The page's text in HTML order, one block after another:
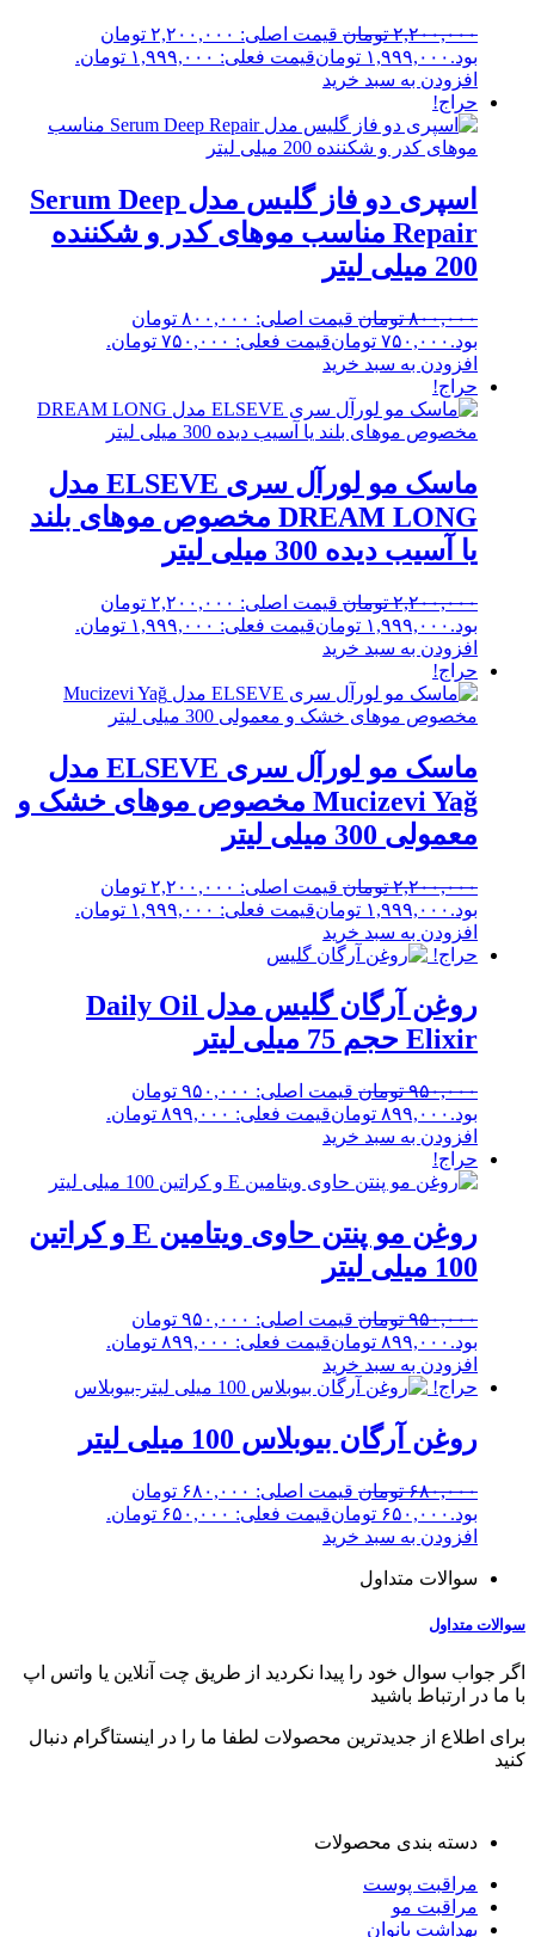
۲,۲۰۰,۰۰۰ تومان
قیمت اصلی: ۲,۲۰۰,۰۰۰ تومان
بود. ۱,۹۹۹,۰۰۰ تومانقیمت فعلی: ۱,۹۹۹,۰۰۰ تومان.
افزودن به سبد خرید
حراج!
اسپری دو فاز گلیس مدل Serum Deep
Repair مناسب موهای کدر و شکننده
200 میلی لیتر
۸۰۰,۰۰۰ تومان
قیمت اصلی: ۸۰۰,۰۰۰ تومان
بود. ۷۵۰,۰۰۰ تومانقیمت فعلی: ۷۵۰,۰۰۰ تومان.
افزودن به سبد خرید
حراج!
ماسک مو لورآل سری ELSEVE مدل
DREAM LONG مخصوص موهای بلند
یا آسیب دیده 300 میلی لیتر
۲,۲۰۰,۰۰۰ تومان
قیمت اصلی: ۲,۲۰۰,۰۰۰ تومان
بود. ۱,۹۹۹,۰۰۰ تومانقیمت فعلی: ۱,۹۹۹,۰۰۰ تومان.
افزودن به سبد خرید
حراج!
ماسک مو لورآل سری ELSEVE مدل
Mucizevi Yağ مخصوص موهای خشک و
معمولی 300 میلی لیتر
۲,۲۰۰,۰۰۰ تومان
قیمت اصلی: ۲,۲۰۰,۰۰۰ تومان
بود. ۱,۹۹۹,۰۰۰ تومانقیمت فعلی: ۱,۹۹۹,۰۰۰ تومان.
افزودن به سبد خرید
حراج!
روغن آرگان گلیس مدل Daily Oil
Elixir حجم 75 میلی لیتر
۹۵۰,۰۰۰ تومان
قیمت اصلی: ۹۵۰,۰۰۰ تومان
بود. ۸۹۹,۰۰۰ تومانقیمت فعلی: ۸۹۹,۰۰۰ تومان.
افزودن به سبد خرید
حراج!
روغن مو پنتن حاوی ویتامین E و کراتین
100 میلی لیتر
۹۵۰,۰۰۰ تومان
قیمت اصلی: ۹۵۰,۰۰۰ تومان
بود. ۸۹۹,۰۰۰ تومانقیمت فعلی: ۸۹۹,۰۰۰ تومان.
افزودن به سبد خرید
حراج!
روغن آرگان بیوبلاس 100 میلی لیتر
۶۸۰,۰۰۰ تومان
قیمت اصلی: ۶۸۰,۰۰۰ تومان
بود. ۶۵۰,۰۰۰ تومانقیمت فعلی: ۶۵۰,۰۰۰ تومان.
افزودن به سبد خرید
سوالات متداول
سوالات متداول
اگر جواب سوال خود را پیدا نکردید از طریق چت آنلاین یا واتس اپ
با ما در ارتباط باشید
برای اطلاع از جدیدترین محصولات لطفا ما را در اینستاگرام دنبال
کنید
دسته بندی محصولات
مراقبت پوست
مراقبت مو
بهداشت بانوان